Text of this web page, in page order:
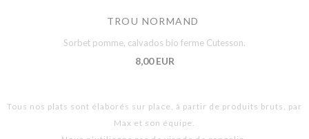
TROU NORMAND
Sorbet pomme, calvados bio ferme Cutesson.
8,00 EUR
Tous nos plats sont élaborés sur place, à partir de produits bruts, par
Max et son équipe.